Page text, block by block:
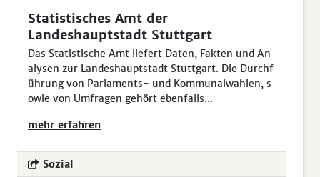
Statistisches Amt der
Landeshauptstadt Stuttgart
Das Statistische Amt liefert Daten, Fakten und An
alysen zur Landeshauptstadt Stuttgart. Die Durchf
ührung von Parlaments- und Kommunalwahlen, s
owie von Umfragen gehört ebenfalls...
mehr erfahren
Sozial